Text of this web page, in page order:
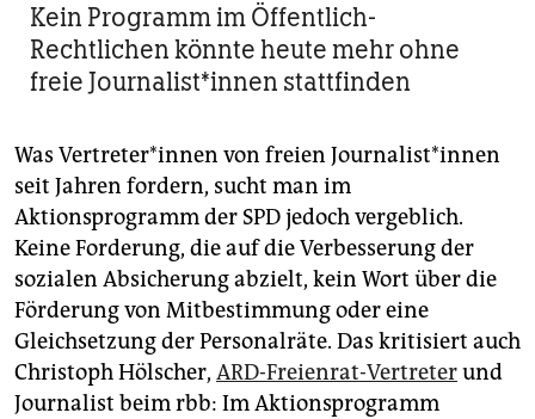
Kein Programm im Öffentlich-
Rechtlichen könnte heute mehr ohne
freie Journalist*innen stattfinden
Was Vertreter*innen von freien Jour­na­list*innen
seit Jahren fordern, sucht man im
Aktionsprogramm der SPD jedoch vergeblich.
Keine Forderung, die auf die Verbesserung der
sozialen Absicherung abzielt, kein Wort über die
Förderung von Mitbestimmung oder eine
Gleichsetzung der Personalräte. Das kritisiert auch
Christoph Hölscher, ARD-Freienrat-Vertreterund
Journalist beim rbb: Im Aktionsprogramm